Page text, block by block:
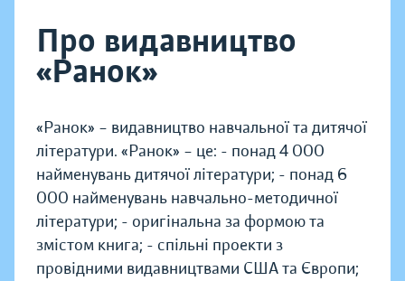
Про видавництво
«Ранок»
«Ранок» – видавництво навчальної та дитячої
літератури. «Ранок» – це: - понад 4 000
найменувань дитячої літератури; - понад 6
000 найменувань навчально-методичної
літератури; - оригінальна за формою та
змістом книга; - спільні проекти з
провідними видавництвами США та Європи;